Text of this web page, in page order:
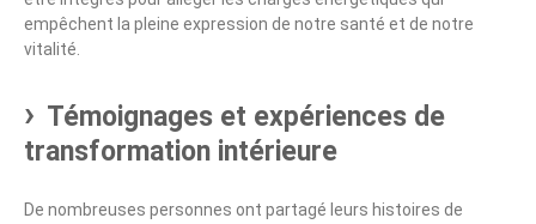
empêchent la pleine expression de notre santé et de notre
vitalité.
Témoignages et expériences de
transformation intérieure
De nombreuses personnes ont partagé leurs histoires de